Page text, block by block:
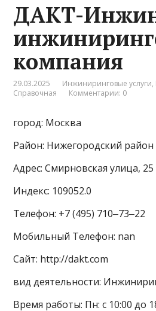
ДАКТ-
компания
29.03.2025 Инжиниринговые услуги,
Справочная
Комментарии: 0
город: Москва
Район: Нижегородский район
Адрес: Смирновская улица, 25
Индекс: 109052.0
Телефон: +7 (495) 710‒73‒22
Мобильный Телефон: nan
Сайт: http://dakt.com
вид деятельности:
Время работы: Пн: с 10:00 до